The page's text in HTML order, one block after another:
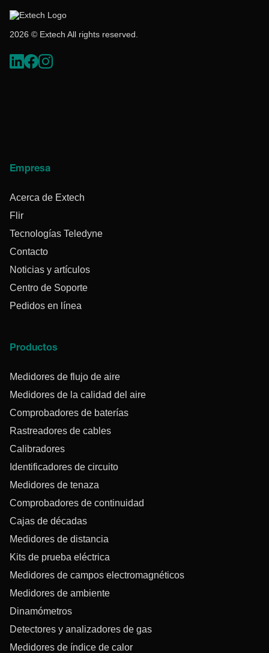
2026 © Extech All rights reserved.
Empresa
Acerca de Extech
Flir
Tecnologías Teledyne
Contacto
Noticias y artículos
Centro de Soporte
Pedidos en línea
Productos
Medidores de flujo de aire
Medidores de la calidad del aire
Comprobadores de baterías
Rastreadores de cables
Calibradores
Identificadores de circuito
Medidores de tenaza
Comprobadores de continuidad
Cajas de décadas
Medidores de distancia
Kits de prueba eléctrica
Medidores de campos electromagnéticos
Medidores de ambiente
Dinamómetros
Detectores y analizadores de gas
Medidores de índice de calor